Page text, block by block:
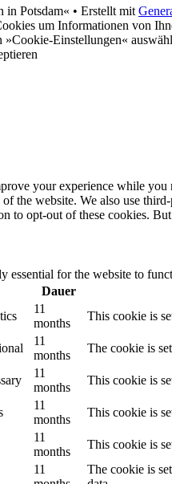
in Pots­dam« • Erstellt mit
um Informationen von
Einstellungen«
your experience while you
the website. We also use
to opt-out of these cookies.
essential for the website to
Dauer
11
months
This cookie is
11
months
The cookie is
11
months
This cookie is
11
months
This cookie is
11
months
This cookie is
11
The cookie is